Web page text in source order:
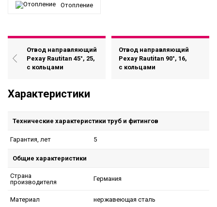
Отопление
Отвод направляющий
Рехау Rautitan 45°, 25,
с кольцами
Отвод направляющий
Рехау Rautitan 90°, 16,
с кольцами
Характеристики
Технические характеристики труб и фитингов
Гарантия, лет 5
Общие характеристики
Страна
производителя
Германия
Материал нержавеющая сталь